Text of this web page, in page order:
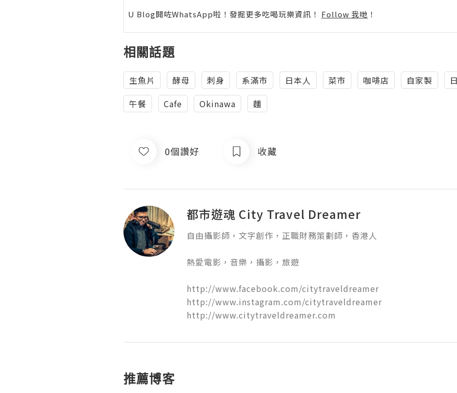
U Blog開咗WhatsApp啦！發掘更多吃喝玩樂資訊！ Follow 我哋 ！
相關話題
生魚片 酵母 刺身 系滿市 日本人 菜市 咖啡店 自家製
午餐
Cafe Okinawa 麵
0個讚好 收藏
都市遊魂 City Travel Dreamer
自由攝影師，文字創作，正職財務策劃師，香港人
熱愛電影，音樂，攝影，旅遊
http://www.facebook.com/citytraveldreamer
http://www.instagram.com/citytraveldreamer
http://www.citytraveldreamer.com
推薦博客